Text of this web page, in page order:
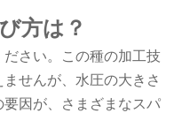
方は？
さい。この種の加工技
せんが、水圧の大きさ
因が、さまざまなスパ